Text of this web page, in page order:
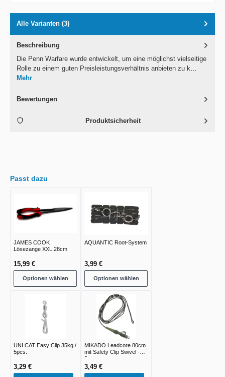
Alle Varianten (3)
Beschreibung
Die Penn Warfare wurde entwickelt, um eine möglichst vielseitige
Rolle zu einem guten Preisleistungsverhältnis anbieten zu k…
Mehr
Bewertungen
Produktsicherheit
Passt dazu
JAMES COOK
Lösezange XXL 28cm
15,99 €
Optionen wählen
AQUANTIC Root-System
3,99 €
Optionen wählen
UNI CAT Easy Clip 35kg /
5pcs.
3,29 €
MIKADO Leadcore 80cm
mit Safety Clip Swivel -
2st
3,49 €